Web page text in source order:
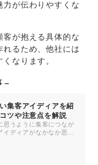
力が伝わりやすくな
客が抱える具体的な
れるため、他社には
なります。
–
集客アイディアを紹
ツや注意点を解説
思うように集客につなが
イディアがなかなか思い